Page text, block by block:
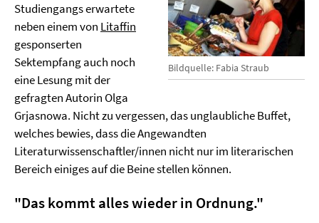
Bildquelle: Fabia Straub
Studiengangs erwartete
neben einem von Litaffin
gesponserten
Sektempfang auch noch
eine Lesung mit der
gefragten Autorin Olga
Grjasnowa. Nicht zu vergessen, das unglaubliche Buffet,
welches bewies, dass die Angewandten
Literaturwissenschaftler/innen nicht nur im literarischen
Bereich einiges auf die Beine stellen können.
"Das kommt alles wieder in Ordnung."